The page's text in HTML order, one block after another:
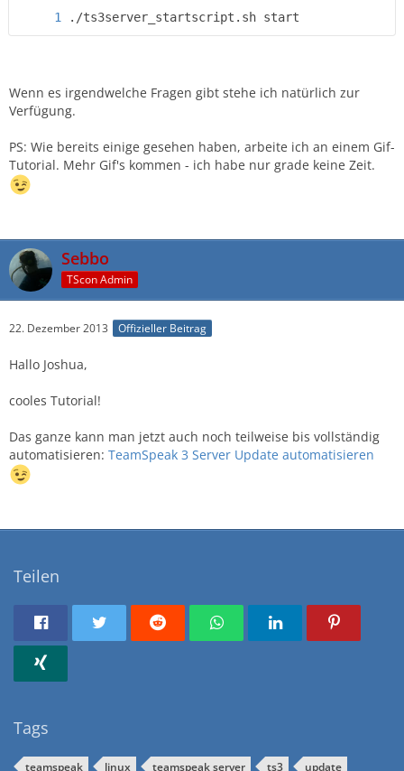
./ts3server_startscript.sh start
Wenn es irgendwelche Fragen gibt stehe ich natürlich zur
Verfügung.
PS: Wie bereits einige gesehen haben, arbeite ich an einem Gif-
Tutorial. Mehr Gif's kommen - ich habe nur grade keine Zeit.
Sebbo
TScon Admin
22. Dezember 2013 Offizieller Beitrag
Hallo Joshua,
cooles Tutorial!
Das ganze kann man jetzt auch noch teilweise bis vollständig
automatisieren: TeamSpeak 3 Server Update automatisieren
Teilen
Tags
teamspeak linux teamspeak server ts3 update